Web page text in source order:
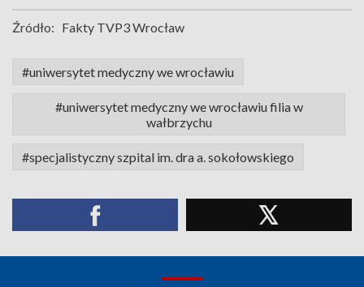
Źródło: Fakty TVP3 Wrocław
#uniwersytet medyczny we wrocławiu
#uniwersytet medyczny we wrocławiu filia w
wałbrzychu
#specjalistyczny szpital im. dra a. sokołowskiego